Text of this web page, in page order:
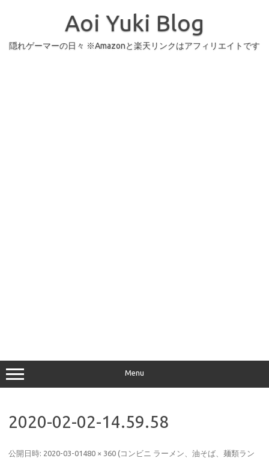
Aoi Yuki Blog
隠れゲーマーの日々 ※Amazonと楽天リンクはアフィリエイトです
Menu
2020-02-02-14.59.58
公開日時: 2020-03-01 480 × 360 (コンビニ ラーメン、油そば、麺類ラン